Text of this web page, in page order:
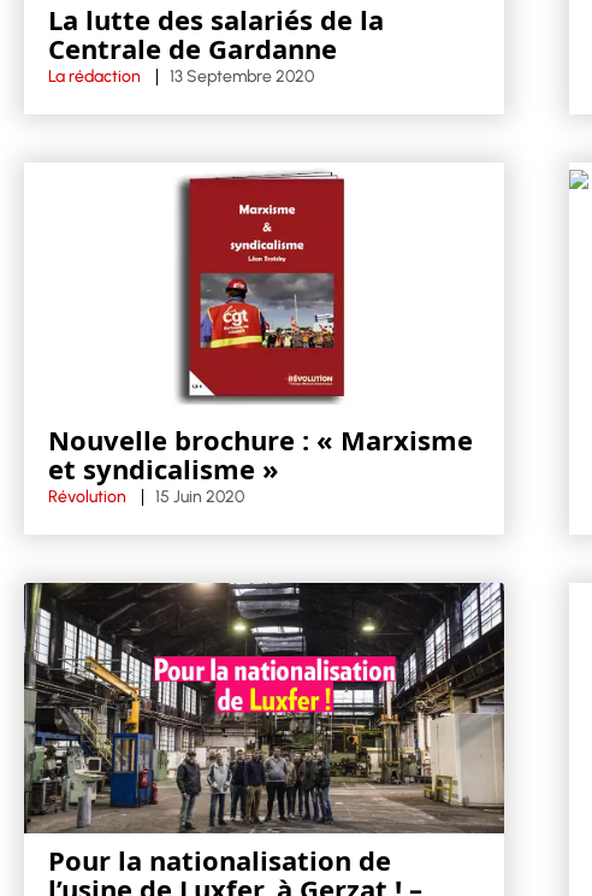
La lutte des salariés de la
Centrale de Gardanne
La rédaction 13 Septembre 2020
Nouvelle brochure : « Marxisme
et syndicalisme »
Révolution 15 Juin 2020
Pour la nationalisation de